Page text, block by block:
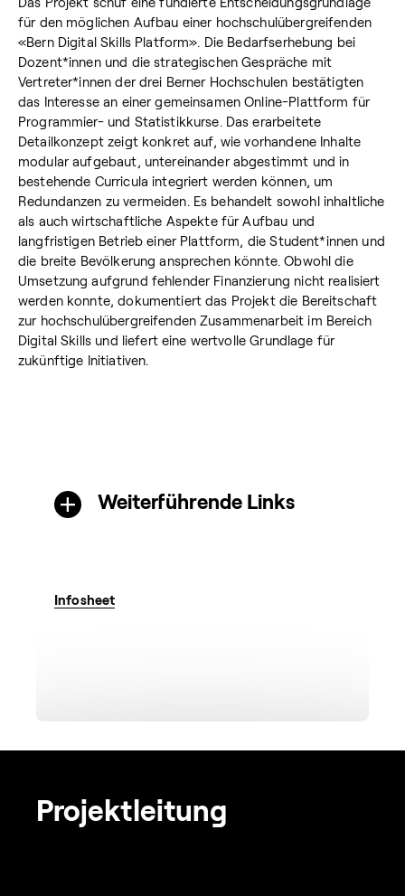
für den möglichen Aufbau einer hochschulübergreifenden
«Bern Digital Skills Platform». Die Bedarfserhebung bei
Dozent*innen und die strategischen Gespräche mit
Vertreter*innen der drei Berner Hochschulen bestätigten
das Interesse an einer gemeinsamen Online-Plattform für
Programmier- und Statistikkurse. Das erarbeitete
Detailkonzept zeigt konkret auf, wie vorhandene Inhalte
modular aufgebaut, untereinander abgestimmt und in
bestehende Curricula integriert werden können, um
Redundanzen zu vermeiden. Es behandelt sowohl inhaltliche
als auch wirtschaftliche Aspekte für Aufbau und
langfristigen Betrieb einer Plattform, die Student*innen und
die breite Bevölkerung ansprechen könnte. Obwohl die
Umsetzung aufgrund fehlender Finanzierung nicht realisiert
werden konnte, dokumentiert das Projekt die Bereitschaft
zur hochschulübergreifenden Zusammenarbeit im Bereich
Digital Skills und liefert eine wertvolle Grundlage für
zukünftige Initiativen.
Weiterführende Links
Infosheet
Projektleitung